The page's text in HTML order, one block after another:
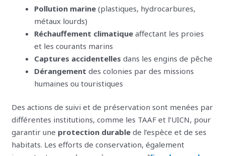
Pollution marine (plastiques, hydrocarbures,
métaux lourds)
Réchauffement climatique affectant les proies
et les courants marins
Captures accidentelles dans les engins de pêche
Dérangement des colonies par des missions
humaines ou touristiques
Des actions de suivi et de préservation sont menées par
différentes institutions, comme les TAAF et l’UICN, pour
garantir une protection durable de l’espèce et de ses
habitats. Les efforts de conservation, également